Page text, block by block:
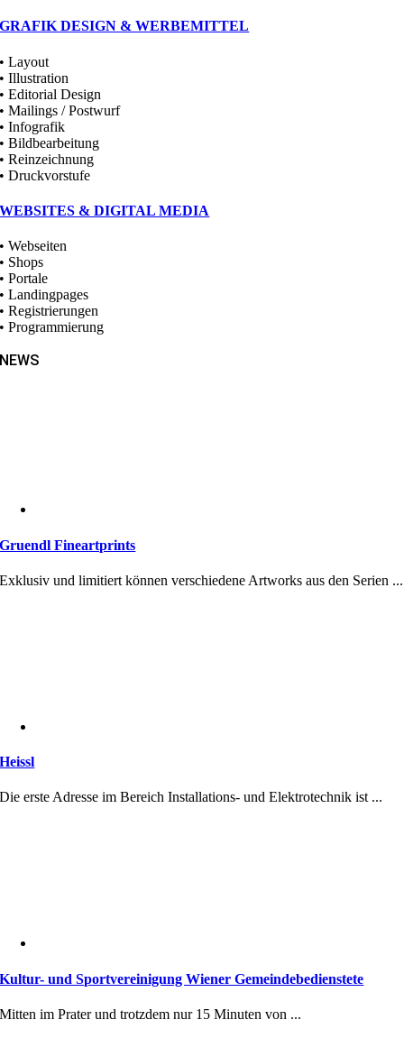
GRAFIK DESIGN & WERBEMITTEL
• Layout
• Illustration
• Editorial Design
• Mailings / Postwurf
• Infografik
• Bildbearbeitung
• Reinzeichnung
• Druckvorstufe
WEBSITES & DIGITAL MEDIA
• Webseiten
• Shops
• Portale
• Landingpages
• Registrierungen
• Programmierung
NEWS
Gruendl Fineartprints
Exklusiv und limitiert können verschiedene Artworks aus den Serien ...
Heissl
Die erste Adresse im Bereich Installations- und Elektrotechnik ist ...
Kultur- und Sportvereinigung Wiener Gemeindebedienstete
Mitten im Prater und trotzdem nur 15 Minuten von ...